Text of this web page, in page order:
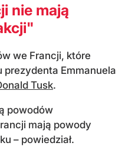
nie mają
we Francji, które
prezydenta Emmanuela
Tusk.
powodów
mają powody
– powiedział.